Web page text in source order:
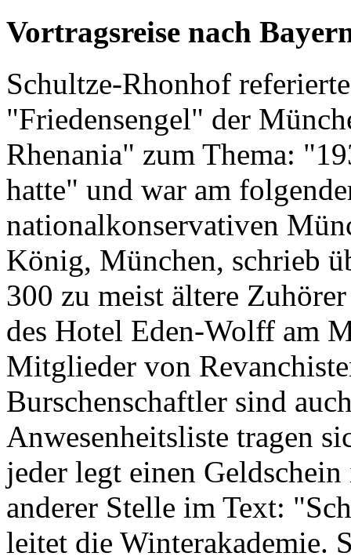
Vortragsreise nach
Schultze-Rhonhof
"Friedensengel" der
Rhenania" zum Thema:
hatte" und war am
nationalkonservativen
König, München, schrieb
300 zu meist ältere
des Hotel Eden-Wolff am
Mitglieder von
Burschenschaftler sind
Anwesenheitsliste tragen
jeder legt einen
anderer Stelle im Text:
leitet die Winterakademie.